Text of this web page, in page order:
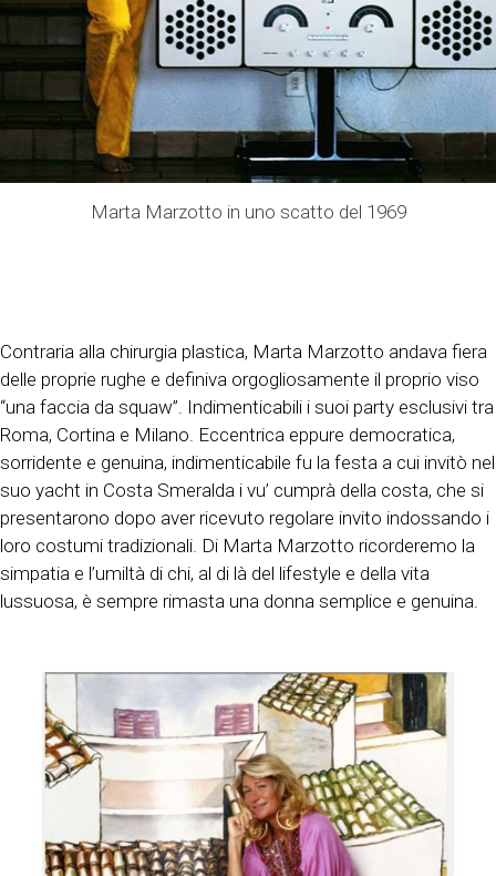
Marta Marzotto in uno scatto del 1969
Contraria alla chirurgia plastica, Marta Marzotto andava fiera
delle proprie rughe e definiva orgogliosamente il proprio viso
“una faccia da squaw”. Indimenticabili i suoi party esclusivi tra
Roma, Cortina e Milano. Eccentrica eppure democratica,
sorridente e genuina, indimenticabile fu la festa a cui invitò nel
suo yacht in Costa Smeralda i vu’ cumprà della costa, che si
presentarono dopo aver ricevuto regolare invito indossando i
loro costumi tradizionali. Di Marta Marzotto ricorderemo la
simpatia e l’umiltà di chi, al di là del lifestyle e della vita
lussuosa, è sempre rimasta una donna semplice e genuina.